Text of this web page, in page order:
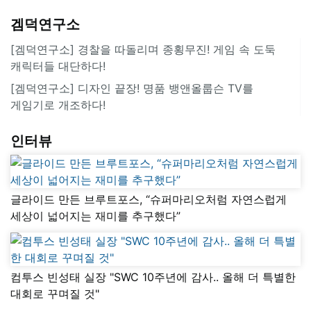
겜덕연구소
[겜덕연구소] 경찰을 따돌리며 종횡무진! 게임 속 도둑
캐릭터들 대단하다!
[겜덕연구소] 디자인 끝장! 명품 뱅앤올룹슨 TV를
게임기로 개조하다!
인터뷰
글라이드 만든 브루트포스, “슈퍼마리오처럼 자연스럽게
세상이 넓어지는 재미를 추구했다”
컴투스 빈성태 실장 "SWC 10주년에 감사.. 올해 더 특별한
대회로 꾸며질 것"